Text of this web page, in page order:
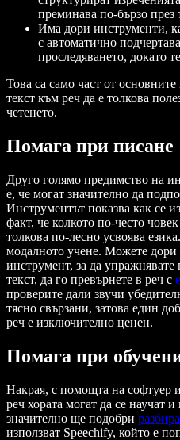
преминава по-бързо през
Има дори инструменти,
с автоматично
проследяването, докато
Това са само част от
текст към реч да е толкова
четенето.
Помага при писане
Друго голямо предимство на
е, че могат значително да
Инструментът показва как се
факт, че колкото по-често
толкова по-лесно усвоява
модалното учене. Можете дори
инструмент, за да упражнявате
текст, да го превърнете в реч с
проверите дали звучи
тясно свързани, затова един
реч е изключително ценен.
Помага при
Накрая, с помощта на софтуер
реч хората могат да се научат
значително ще подобри
използват Speechify, който е